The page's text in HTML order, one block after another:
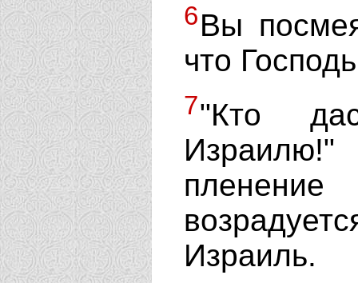
6Вы
что
7"Кто
Израилю!"
Израиль.